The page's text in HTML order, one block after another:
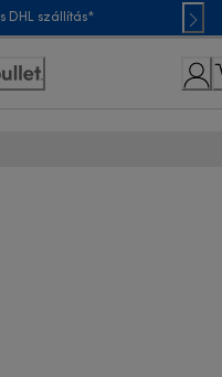
DHL szállítás*